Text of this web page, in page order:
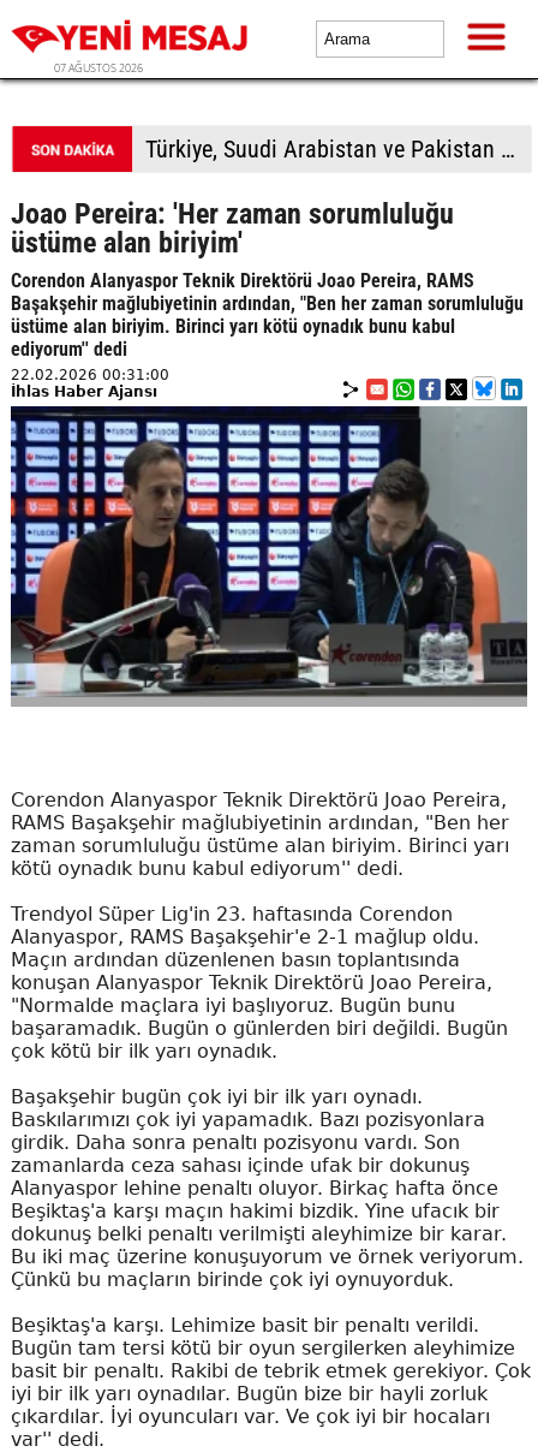
07 AĞUSTOS 2026
Avcılar Belediyesine yönelik soruşturmada 12 kişi adliyede
Joao Pereira: 'Her zaman sorumluluğu
üstüme alan biriyim'
Corendon Alanyaspor Teknik Direktörü Joao Pereira, RAMS
Başakşehir mağlubiyetinin ardından, "Ben her zaman sorumluluğu
üstüme alan biriyim. Birinci yarı kötü oynadık bunu kabul
ediyorum'' dedi
22.02.2026 00:31:00
İhlas Haber Ajansı
Corendon Alanyaspor Teknik Direktörü Joao Pereira,
RAMS Başakşehir mağlubiyetinin ardından, "Ben her
zaman sorumluluğu üstüme alan biriyim. Birinci yarı
kötü oynadık bunu kabul ediyorum'' dedi.
Trendyol Süper Lig'in 23. haftasında Corendon
Alanyaspor, RAMS Başakşehir'e 2-1 mağlup oldu.
Maçın ardından düzenlenen basın toplantısında
konuşan Alanyaspor Teknik Direktörü Joao Pereira,
"Normalde maçlara iyi başlıyoruz. Bugün bunu
başaramadık. Bugün o günlerden biri değildi. Bugün
çok kötü bir ilk yarı oynadık.
Başakşehir bugün çok iyi bir ilk yarı oynadı.
Baskılarımızı çok iyi yapamadık. Bazı pozisyonlara
girdik. Daha sonra penaltı pozisyonu vardı. Son
zamanlarda ceza sahası içinde ufak bir dokunuş
Alanyaspor lehine penaltı oluyor. Birkaç hafta önce
Beşiktaş'a karşı maçın hakimi bizdik. Yine ufacık bir
dokunuş belki penaltı verilmişti aleyhimize bir karar.
Bu iki maç üzerine konuşuyorum ve örnek veriyorum.
Çünkü bu maçların birinde çok iyi oynuyorduk.
Beşiktaş'a karşı. Lehimize basit bir penaltı verildi.
Bugün tam tersi kötü bir oyun sergilerken aleyhimize
basit bir penaltı. Rakibi de tebrik etmek gerekiyor. Çok
iyi bir ilk yarı oynadılar. Bugün bize bir hayli zorluk
çıkardılar. İyi oyuncuları var. Ve çok iyi bir hocaları
var'' dedi.